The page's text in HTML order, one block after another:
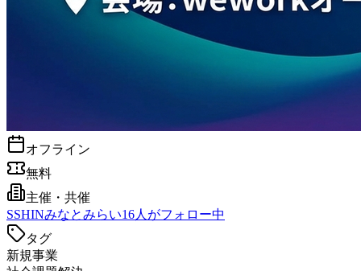
オフライン
無料
主催・共催
SSHINみなとみらい16人がフォロー中
タグ
新規事業